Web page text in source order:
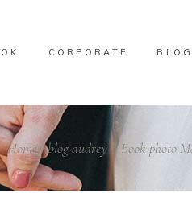
CORPORATE BLOG
Home/blog audrey /Book photo